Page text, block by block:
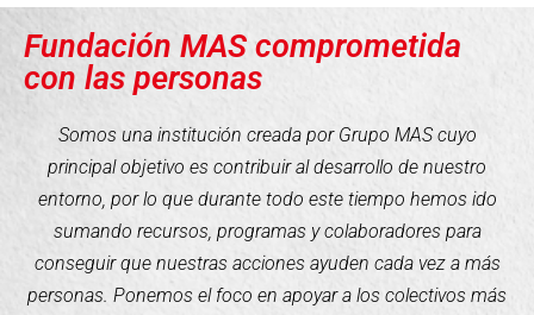
Fundación MAS comprometida
con las personas
Somos una institución creada por Grupo MAS cuyo
principal objetivo es contribuir al desarrollo de nuestro
entorno, por lo que durante todo este tiempo hemos ido
sumando recursos, programas y colaboradores para
conseguir que nuestras acciones ayuden cada vez a más
personas. Ponemos el foco en apoyar a los colectivos más